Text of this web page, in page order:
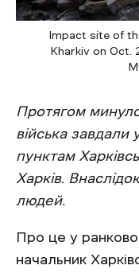
Impact site of
Kharkiv on Oct.
Протягом
війська завдали
пунктам
Харків.
людей.
Про це у
начальник